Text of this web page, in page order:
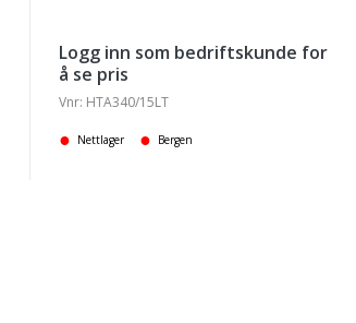
Logg inn som bedriftskunde for
å se pris
Vnr: HTA340/15LT
Nettlager Bergen